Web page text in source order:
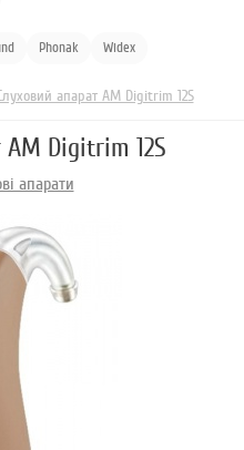
Phonak Widex
апарат AM Digitrim 12S
Digitrim 12S
апарати